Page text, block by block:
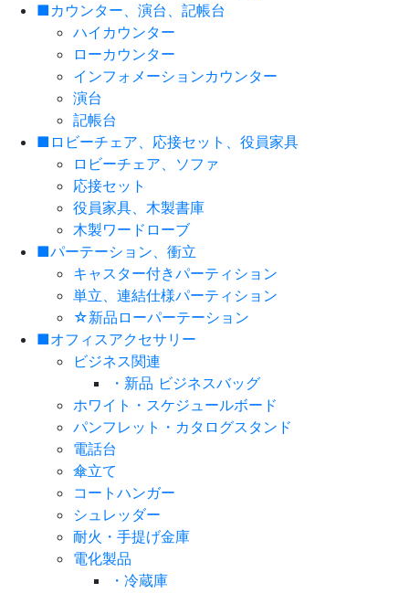
■カウンター、演台、記帳台
ハイカウンター
ローカウンター
インフォメーションカウンター
演台
記帳台
■ロビーチェア、応接セット、役員家具
ロビーチェア、ソファ
応接セット
役員家具、木製書庫
木製ワードローブ
■パーテーション、衝立
キャスター付きパーティション
単立、連結仕様パーティション
☆新品ローパーテーション
■オフィスアクセサリー
ビジネス関連
・新品 ビジネスバッグ
ホワイト・スケジュールボード
パンフレット・カタログスタンド
電話台
傘立て
コートハンガー
シュレッダー
耐火・手提げ金庫
電化製品
・冷蔵庫